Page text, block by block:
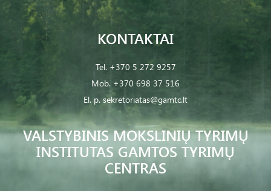
VALSTYBINIS MOKSLINIŲ TYRIMŲ
INSTITUTAS GAMTOS TYRIMŲ
CENTRAS
KONTAKTAI
Tel. +370 5 272 9257
Mob. +370 698 37 516
El. p. sekretoriatas@gamtc.lt